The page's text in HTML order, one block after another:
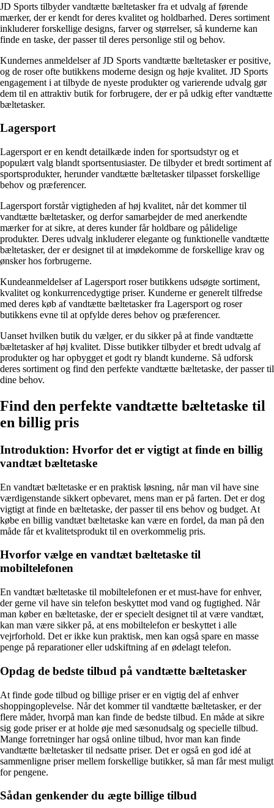
JD Sports tilbyder vandtætte bæltetasker fra et udvalg af førende
mærker, der er kendt for deres kvalitet og holdbarhed. Deres sortiment
inkluderer forskellige designs, farver og størrelser, så kunderne kan
finde en taske, der passer til deres personlige stil og behov.
Kundernes anmeldelser af JD Sports vandtætte bæltetasker er positive,
og de roser ofte butikkens moderne design og høje kvalitet. JD Sports
engagement i at tilbyde de nyeste produkter og varierende udvalg gør
dem til en attraktiv butik for forbrugere, der er på udkig efter vandtætte
bæltetasker.
Lagersport
Lagersport er en kendt detailkæde inden for sportsudstyr og et
populært valg blandt sportsentusiaster. De tilbyder et bredt sortiment af
sportsprodukter, herunder vandtætte bæltetasker tilpasset forskellige
behov og præferencer.
Lagersport forstår vigtigheden af ​​høj kvalitet, når det kommer til
vandtætte bæltetasker, og derfor samarbejder de med anerkendte
mærker for at sikre, at deres kunder får holdbare og pålidelige
produkter. Deres udvalg inkluderer elegante og funktionelle vandtætte
bæltetasker, der er designet til at imødekomme de forskellige krav og
ønsker hos forbrugerne.
Kundeanmeldelser af Lagersport roser butikkens udsøgte sortiment,
kvalitet og konkurrencedygtige priser. Kunderne er generelt tilfredse
med deres køb af vandtætte bæltetasker fra Lagersport og roser
butikkens evne til at opfylde deres behov og præferencer.
Uanset hvilken butik du vælger, er du sikker på at finde vandtætte
bæltetasker af høj kvalitet. Disse butikker tilbyder et bredt udvalg af
produkter og har opbygget et godt ry blandt kunderne. Så udforsk
deres sortiment og find den perfekte vandtætte bæltetaske, der passer til
dine behov.
Find den perfekte vandtætte bæltetaske til
en billig pris
Introduktion: Hvorfor det er vigtigt at finde en billig
vandtæt bæltetaske
En vandtæt bæltetaske er en praktisk løsning, når man vil have sine
værdigenstande sikkert opbevaret, mens man er på farten. Det er dog
vigtigt at finde en bæltetaske, der passer til ens behov og budget. At
købe en billig vandtæt bæltetaske kan være en fordel, da man på den
måde får et kvalitetsprodukt til en overkommelig pris.
Hvorfor vælge en vandtæt bæltetaske til
mobiltelefonen
En vandtæt bæltetaske til mobiltelefonen er et must-have for enhver,
der gerne vil have sin telefon beskyttet mod vand og fugtighed. Når
man køber en bæltetaske, der er specielt designet til at være vandtæt,
kan man være sikker på, at ens mobiltelefon er beskyttet i alle
vejrforhold. Det er ikke kun praktisk, men kan også spare en masse
penge på reparationer eller udskiftning af en ødelagt telefon.
Opdag de bedste tilbud på vandtætte bæltetasker
At finde gode tilbud og billige priser er en vigtig del af enhver
shoppingoplevelse. Når det kommer til vandtætte bæltetasker, er der
flere måder, hvorpå man kan finde de bedste tilbud. En måde at sikre
sig gode priser er at holde øje med sæsonudsalg og specielle tilbud.
Mange forretninger har også online tilbud, hvor man kan finde
vandtætte bæltetasker til nedsatte priser. Det er også en god idé at
sammenligne priser mellem forskellige butikker, så man får mest muligt
for pengene.
Sådan genkender du ægte billige tilbud